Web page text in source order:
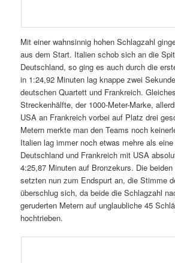
Mit einer wahnsinnig hohen Schlagzahl
aus dem Start. Italien schob sich an die
Deutschland, so ging es auch durch die
in 1:24,92 Minuten lag knappe zwei
deutschen Quartett und Frankreich.
Streckenhälfte, der 1000-Meter-Marke,
USA an Frankreich vorbei auf Platz drei
Metern merkte man den Teams noch
Italien lag immer noch etwas mehre als
Deutschland und Frankreich mit USA
4:25,87 Minuten auf Bronzekurs. Die
setzten nun zum Endspurt an, die Stimme
überschlug sich, da beide die Schlagzahl
geruderten Metern auf unglaubliche 45
hochtrieben.